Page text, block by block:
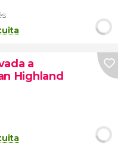
a
Highland